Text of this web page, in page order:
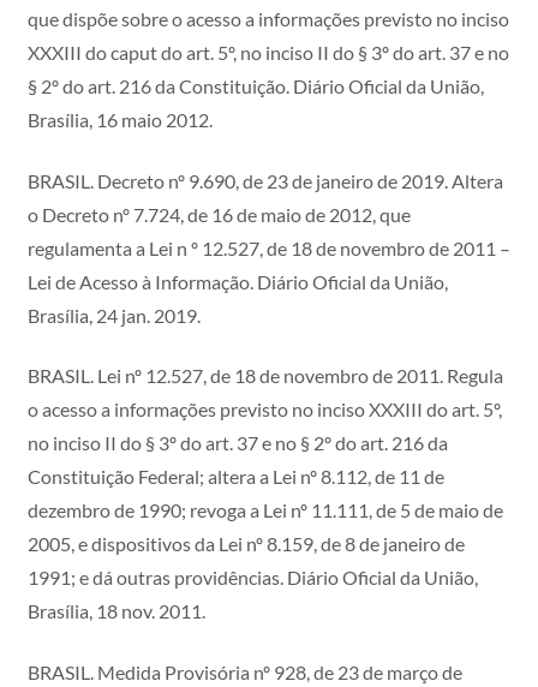
que dispõe sobre o acesso a informações previsto no inciso
XXXIII do caput do art. 5º, no inciso II do § 3º do art. 37 e no
§ 2º do art. 216 da Constituição. Diário Oficial da União,
Brasília, 16 maio 2012.
BRASIL. Decreto nº 9.690, de 23 de janeiro de 2019. Altera
o Decreto nº 7.724, de 16 de maio de 2012, que
regulamenta a Lei n º 12.527, de 18 de novembro de 2011 –
Lei de Acesso à Informação. Diário Oficial da União,
Brasília, 24 jan. 2019.
BRASIL. Lei nº 12.527, de 18 de novembro de 2011. Regula
o acesso a informações previsto no inciso XXXIII do art. 5º,
no inciso II do § 3º do art. 37 e no § 2º do art. 216 da
Constituição Federal; altera a Lei nº 8.112, de 11 de
dezembro de 1990; revoga a Lei nº 11.111, de 5 de maio de
2005, e dispositivos da Lei nº 8.159, de 8 de janeiro de
1991; e dá outras providências. Diário Oficial da União,
Brasília, 18 nov. 2011.
BRASIL. Medida Provisória nº 928, de 23 de março de